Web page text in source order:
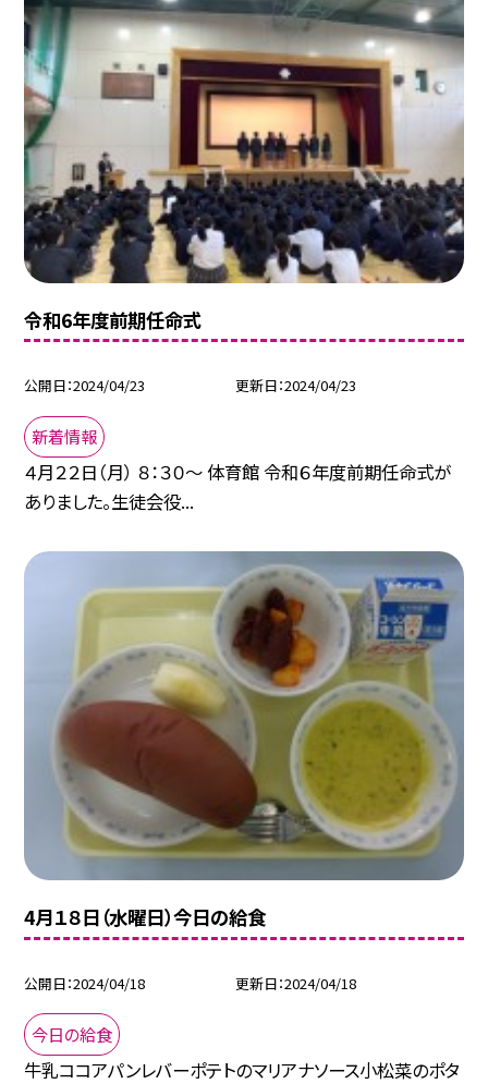
令和6年度前期任命式
公開日 2024/04/23 更新日 2024/04/23
新着情報
４月２２日（月） ８：３０～ 体育館 令和６年度前期任命式が
ありました。生徒会役...
4月１８日（水曜日）今日の給食
公開日 2024/04/18 更新日 2024/04/18
今日の給食
牛乳ココアパンレバーポテトのマリアナソース小松菜のポタ